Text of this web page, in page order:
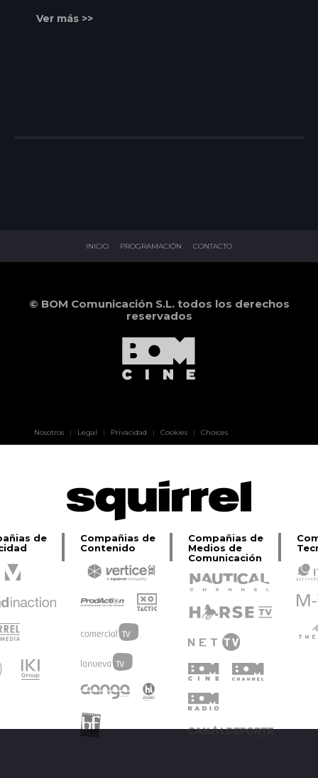
Ver más >>
INICIO PROGRAMACIÓN CONTACTO
© BOM Comunicación S.L. todos los derechos
reservados
Nosotros | Legal | Privacidad | Cookies | Choices
de
Compañias de
Contenido
Compañias de
Medios de
Comunicación